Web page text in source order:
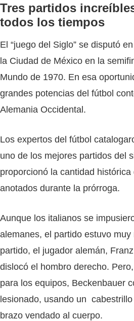
Tres partidos
todos los tiempos
El “juego del Siglo” se disputó
la Ciudad de México en la
Mundo de 1970. En esa
grandes potencias del fútbol
Alemania Occidental.
Los expertos del fútbol
uno de los mejores partidos del
proporcionó la cantidad
anotados durante la prórroga.
Aunque los italianos se
alemanes, el partido estuvo
partido, el jugador alemán,
dislocó el hombro derecho.
para los equipos, Beckenbauer
lesionado, usando un
brazo vendado al cuerpo.